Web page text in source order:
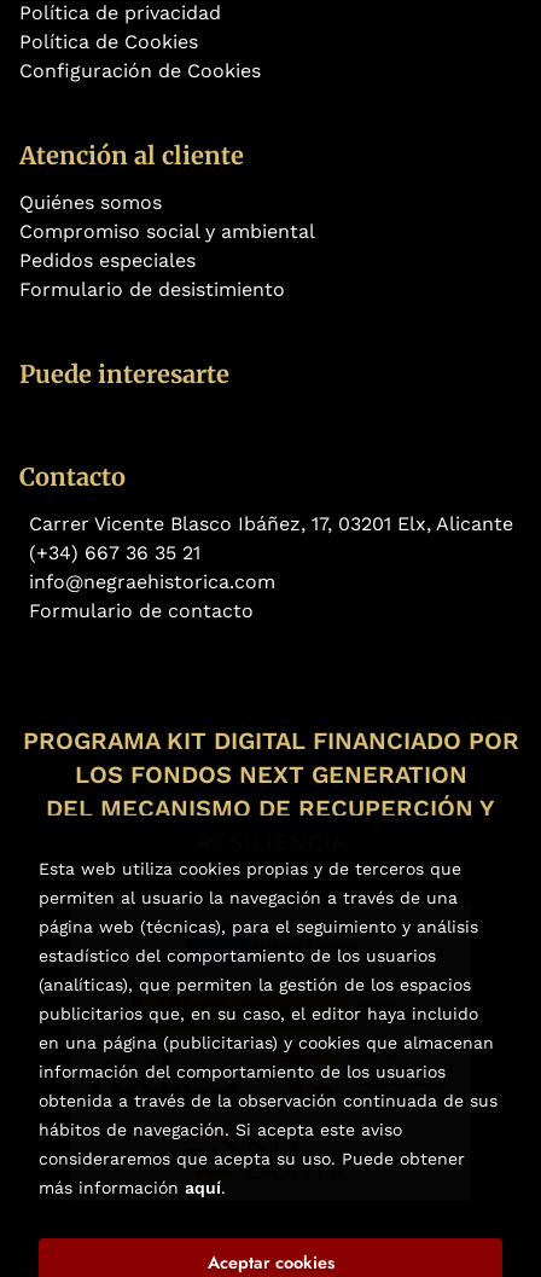
Política de privacidad
Política de Cookies
Configuración de Cookies
Atención al cliente
Quiénes somos
Compromiso social y ambiental
Pedidos especiales
Formulario de desistimiento
Puede interesarte
Contacto
Carrer Vicente Blasco Ibáñez, 17, 03201 Elx, Alicante
(+34) 667 36 35 21
info@negraehistorica.com
Formulario de contacto
PROGRAMA KIT DIGITAL FINANCIADO POR
LOS FONDOS NEXT GENERATION
DEL MECANISMO DE RECUPERCIÓN Y
Librería de Libros Nuevos y Usados en Elche
Esta web utiliza cookies propias y de terceros que
permiten al usuario la navegación a través de una
página web (técnicas), para el seguimiento y análisis
estadístico del comportamiento de los usuarios
(analíticas), que permiten la gestión de los espacios
publicitarios que, en su caso, el editor haya incluido
en una página (publicitarias) y cookies que almacenan
información del comportamiento de los usuarios
obtenida a través de la observación continuada de sus
hábitos de navegación. Si acepta este aviso
consideraremos que acepta su uso. Puede obtener
más información aquí.
Aceptar cookies